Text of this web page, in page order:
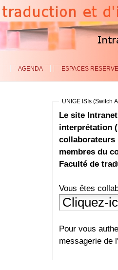
AGENDA
ESPACES
UNIGE ISIs (Switch
Le site
interprétation
collaborateurs
membres du
Faculté de
Vous êtes
Pour vous
messagerie de